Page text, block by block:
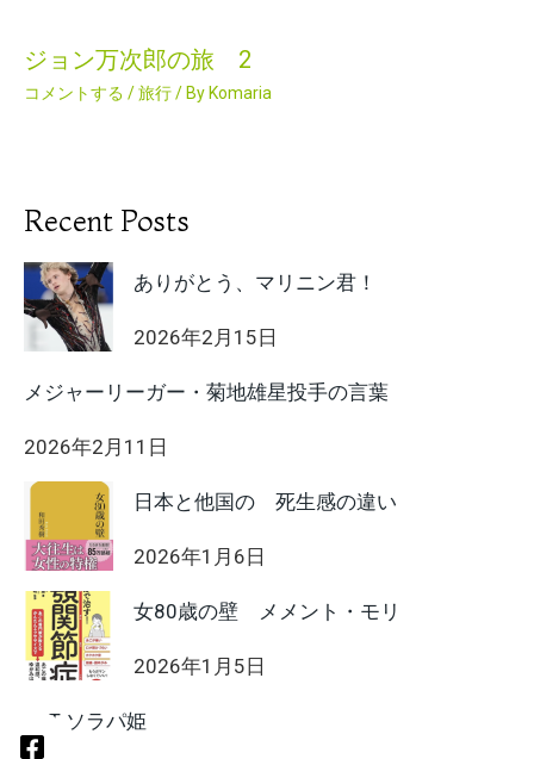
ジョン万次郎の旅 2
コメントする /旅行/ By Komaria
Recent Posts
ありがとう、マリニン君！
2026年2月15日
メジャーリーガー・菊地雄星投手の言葉
2026年2月11日
日本と他国の 死生感の違い
2026年1月6日
女80歳の壁 メメント・モリ
2026年1月5日
HIIT ソラパ姫